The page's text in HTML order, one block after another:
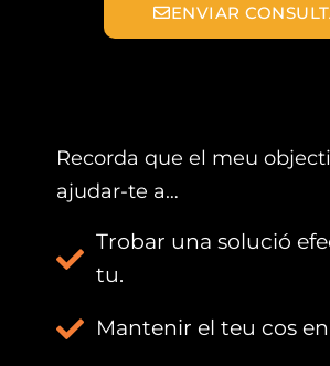
ENVIAR
Recorda que el meu
ajudar-te a…
Trobar una solució
tu.
Mantenir el teu cos